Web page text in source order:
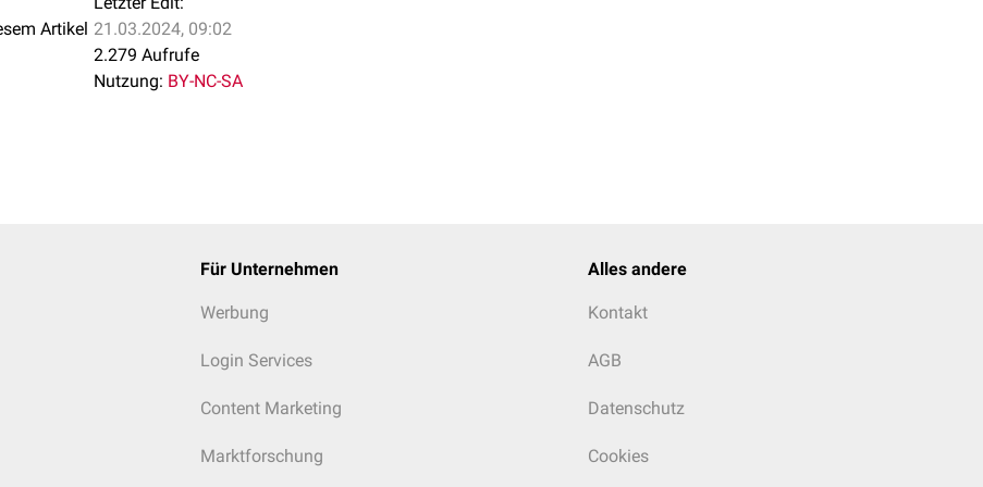
Artikel 21.03.2024, 09:02
2.279 Aufrufe
Nutzung: BY-NC-SA
Für Unternehmen
Werbung
Login Services
Content Marketing
Marktforschung
Alles andere
Kontakt
AGB
Datenschutz
Cookies